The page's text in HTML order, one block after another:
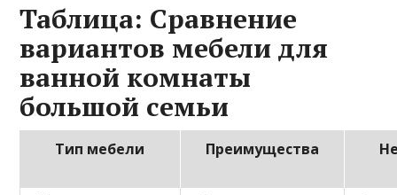
Таблица: Сравнение
вариантов мебели для
ванной комнаты
большой семьи
Тип мебели Преимущества